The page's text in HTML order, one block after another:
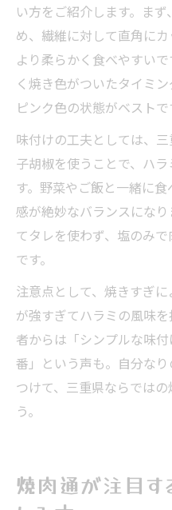
い方をご紹介します。ま
め、繊維に対して直角にカ
より柔らかく食べやすい
く焼き色がついたタイミ
ピンク色の状態がベストで
味付けの工夫としては、
子胡椒を使うことで、ハ
す。野菜やご飯と一緒に
感が絶妙なバランスにな
てタレを使わず、塩のみ
です。
注意点として、焼きすぎ
が強すぎてハラミの風味
者からは「シンプルな味
番」という声も。自分な
つけて、三重県ならでは
う。
焼肉通が注目す